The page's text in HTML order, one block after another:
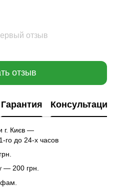
отзыв
отзыв
Гарантия Консультация
г. Києв —
го до 24-х часов
— 200 грн.